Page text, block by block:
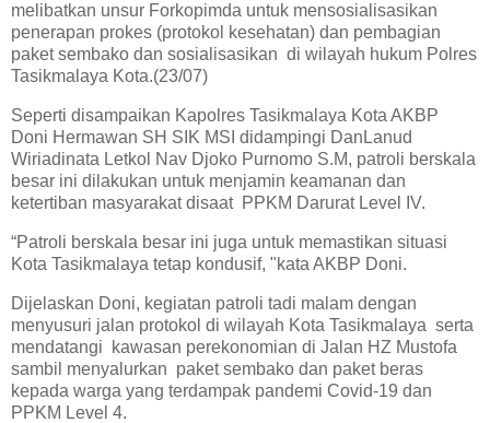
melibatkan unsur Forkopimda untuk mensosialisasikan
penerapan prokes (protokol kesehatan) dan pembagian
paket sembako dan sosialisasikan di wilayah hukum Polres
Tasikmalaya Kota.(23/07)
Seperti disampaikan Kapolres Tasikmalaya Kota AKBP
Doni Hermawan SH SIK MSI didampingi DanLanud
Wiriadinata Letkol Nav Djoko Purnomo S.M, patroli berskala
besar ini dilakukan untuk menjamin keamanan dan
ketertiban masyarakat disaat PPKM Darurat Level IV.
“Patroli berskala besar ini juga untuk memastikan situasi
Kota Tasikmalaya tetap kondusif, "kata AKBP Doni.
Dijelaskan Doni, kegiatan patroli tadi malam dengan
menyusuri jalan protokol di wilayah Kota Tasikmalaya serta
mendatangi kawasan perekonomian di Jalan HZ Mustofa
sambil menyalurkan paket sembako dan paket beras
kepada warga yang terdampak pandemi Covid-19 dan
PPKM Level 4.